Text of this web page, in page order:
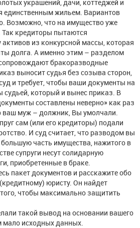
украшений, дачи, коттеджей и
единственным жильем. Вариантов
Возможно, что на имущество уже
кредиторы пытаются
из конкурсной массы, которая
долга. А именно этим – разделом
бракоразводные
выносит судья без созыва сторон,
и требует, чтобы ваши документы на
который и вынес приказ. В
составлены неверно» как раз
ваш муж – должник, Вы умолчали.
сам (или его кредиторы) подали
И суд считает, что разводом вы
часть имущества, нажитого в
супруги несут солидарную
приобретенные в браке.
пакет документов и расскажите обо
юристу. Он найдет
чтобы максимально защитить
такой вывод на основании вашего
мало исходных данных.